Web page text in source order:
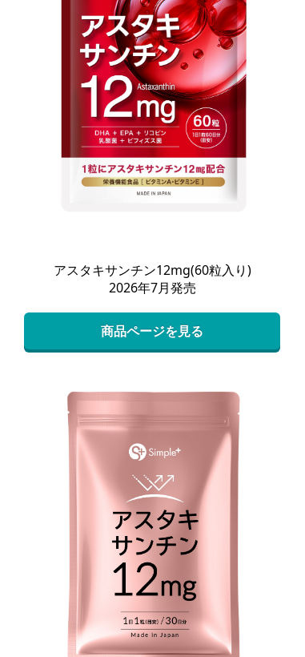
アスタキサンチン12mg(60粒入り)
2026年7月発売
商品ページを見る